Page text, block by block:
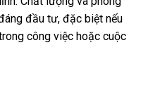
đầu tư, đặc biệt nếu
công việc hoặc cuộc